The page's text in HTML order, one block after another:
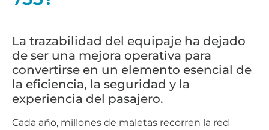
La trazabilidad del equipaje ha dejado
de ser una mejora operativa para
convertirse en un elemento esencial de
la eficiencia, la seguridad y la
experiencia del pasajero.
Cada año, millones de maletas recorren la red